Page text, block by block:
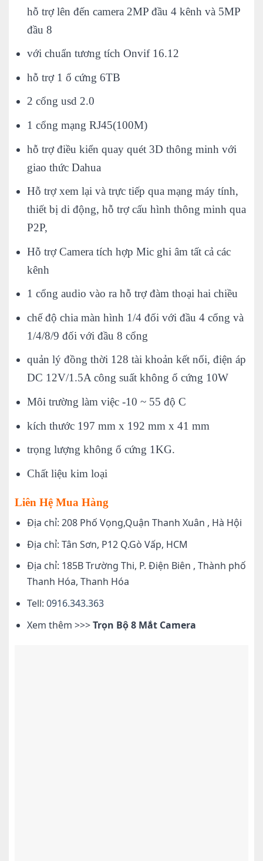
hỗ trợ lên đến camera 2MP đầu 4 kênh và 5MP
đầu 8
với chuẩn tương tích Onvif 16.12
hỗ trợ 1 ổ cứng 6TB
2 cổng usd 2.0
1 cổng mạng RJ45(100M)
hỗ trợ điều kiển quay quét 3D thông minh với
giao thức Dahua
Hỗ trợ xem lại và trực tiếp qua mạng máy tính,
thiết bị di động, hỗ trợ cấu hình thông minh qua
P2P,
Hỗ trợ Camera tích hợp Mic ghi âm tất cả các
kênh
1 cổng audio vào ra hỗ trợ đàm thoại hai chiều
chế độ chia màn hình 1/4 đối với đầu 4 cổng và
1/4/8/9 đối với đầu 8 cổng
quản lý đồng thời 128 tài khoản kết nối, điện áp
DC 12V/1.5A công suất không ổ cứng 10W
Môi trường làm việc -10 ~ 55 độ C
kích thước 197 mm x 192 mm x 41 mm
trọng lượng không ổ cứng 1KG.
Chất liệu kim loại
Liên Hệ Mua Hàng
Địa chỉ: 208 Phố Vọng,Quận Thanh Xuân , Hà Hội
Địa chỉ: Tân Sơn, P12 Q.Gò Vấp, HCM
Địa chỉ: 185B Trường Thi, P. Điện Biên , Thành phố
Thanh Hóa, Thanh Hóa
Tell: 0916.343.363
Xem thêm >>>Trọn Bộ 8 Mắt Camera